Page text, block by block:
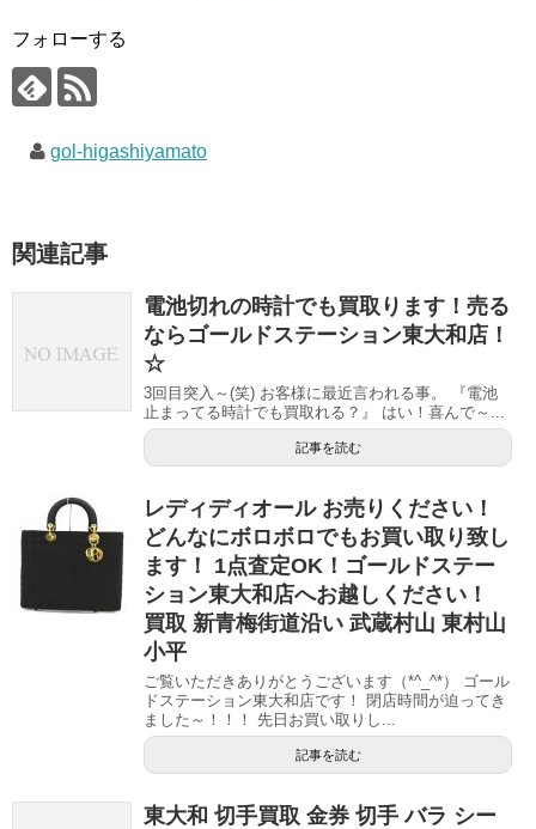
フォローする
gol-higashiyamato
関連記事
電池切れの時計でも買取ります！売る
ならゴールドステーション東大和店！
☆
3回目突入～(笑) お客様に最近言われる事。 『電池
止まってる時計でも買取れる？』 はい！喜んで～...
記事を読む
レディディオール お売りください！
どんなにボロボロでもお買い取り致し
ます！ 1点査定OK！ゴールドステー
ション東大和店へお越しください！
買取 新青梅街道沿い 武蔵村山 東村山
小平
ご覧いただきありがとうございます（*^_^*） ゴール
ドステーション東大和店です！ 閉店時間が迫ってき
ました～！！！ 先日お買い取りし...
記事を読む
東大和 切手買取 金券 切手 バラ シー